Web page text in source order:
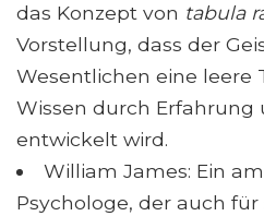
das Konzept von tabula
Vorstellung, dass der
Wesentlichen eine leere
Wissen durch Erfahrung
entwickelt wird.
William James: Ein
Psychologe, der auch